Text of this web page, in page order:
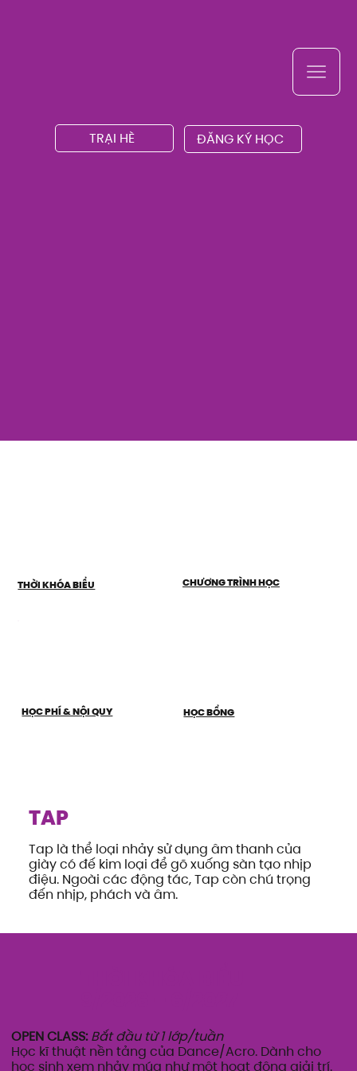
TRẠI HÈ ĐĂNG KÝ HỌC
TAP
Tap là thể loại nhảy sử dụng âm thanh của
giày có đế kim loại để gõ xuống sàn tạo nhịp
điệu. Ngoài các động tác, Tap còn chú trọng
đến nhịp, phách và âm.
THỜI KHÓA BIỂU CHƯƠNG TRÌNH HỌC
HỌC PHÍ & NỘI QUY HỌC BỔNG
OPEN CLASS:Bắt đầu từ 1 lớp/tuần
Học kĩ thuật nền tảng của Dance/Acro. Dành cho
học sinh xem nhảy múa như một hoạt động giải trí.